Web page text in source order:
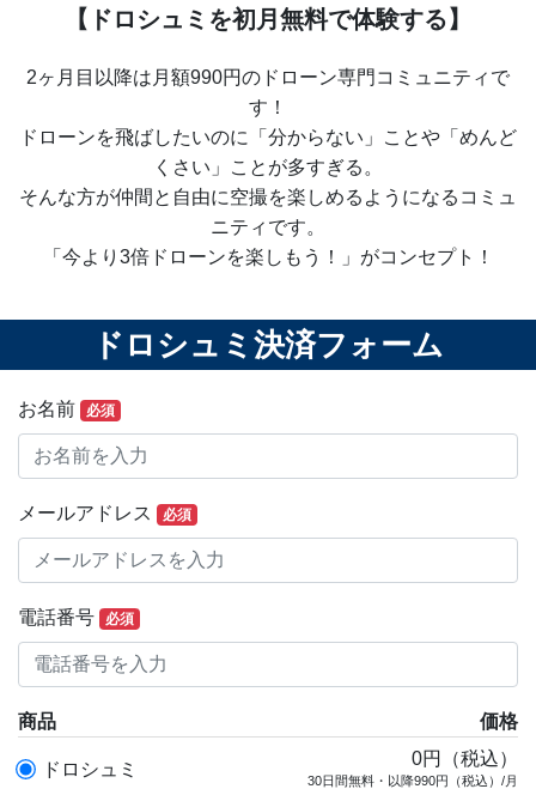
【ドロシュミを初月無料で体験する】
2ヶ月目以降は月額990円のドローン専門コミュニティで
す！
ドローンを飛ばしたいのに「分からない」ことや「めんど
くさい」ことが多すぎる。
そんな方が仲間と自由に空撮を楽しめるようになるコミュ
ニティです。
「今より3倍ドローンを楽しもう！」がコンセプト！
ドロシュミ決済フォーム
お名前 必須
メールアドレス 必須
電話番号 必須
商品 価格
ドロシュミ
0円（税込）
30日間無料・以降990円（税込）/月